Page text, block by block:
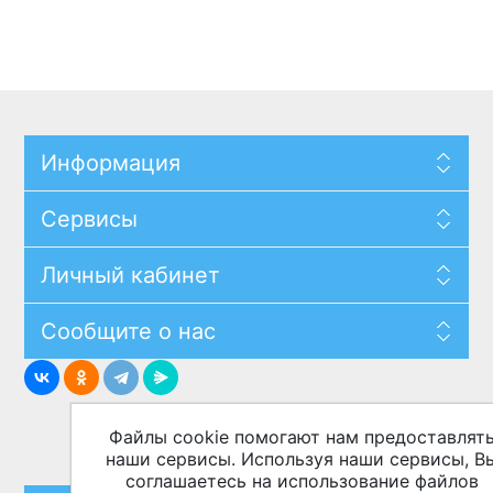
Информация
Сервисы
Личный кабинет
Сообщите о нас
Файлы cookie помогают нам
наши сервисы. Используя наши сервисы,
соглашаетесь на использование файлов